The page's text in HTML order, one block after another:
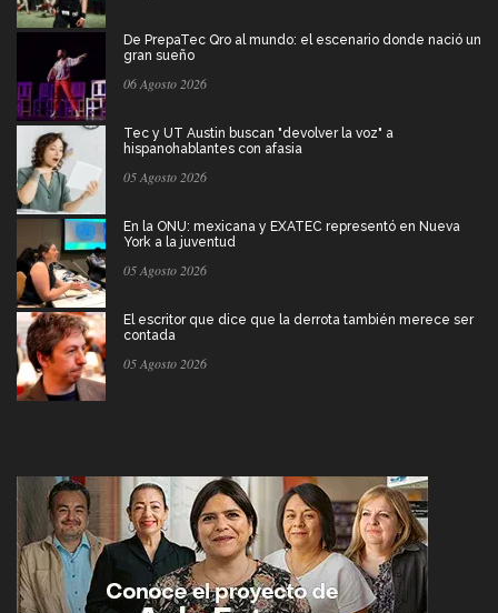
De PrepaTec Qro al mundo: el escenario donde nació un
gran sueño
06 Agosto 2026
Tec y UT Austin buscan "devolver la voz" a
hispanohablantes con afasia
05 Agosto 2026
En la ONU: mexicana y EXATEC representó en Nueva
York a la juventud
05 Agosto 2026
El escritor que dice que la derrota también merece ser
contada
05 Agosto 2026